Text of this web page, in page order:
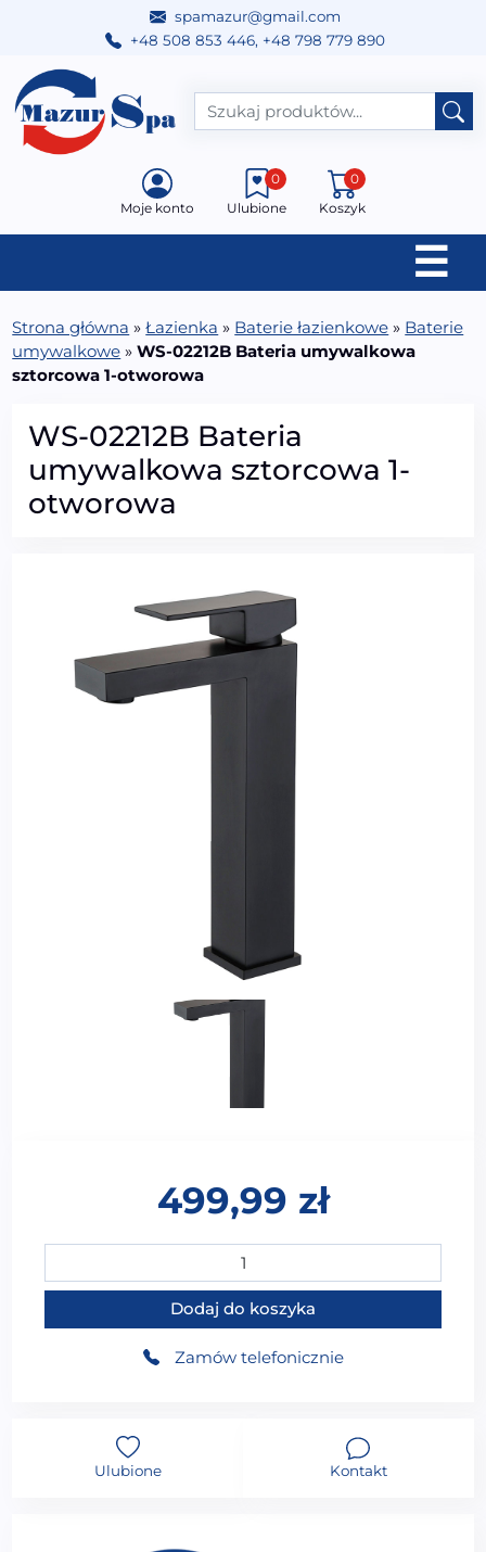
spamazur@gmail.com
+48 508 853 446, +48 798 779 890
Przejdź do treści
Main Navigation
Moje konto Ulubione
0
Koszyk
0
☰
Strona główna »Łazienka » Baterie łazienkowe » Baterie
umywalkowe »WS-02212B Bateria umywalkowa
sztorcowa 1-otworowa
WS-02212B Bateria
umywalkowa sztorcowa 1-
otworowa
499,99 zł
ilość WS-02212B Bateria umywalkowa sztorcowa 1-
Dodaj do koszyka
Zamów telefonicznie
Ulubione Kontakt